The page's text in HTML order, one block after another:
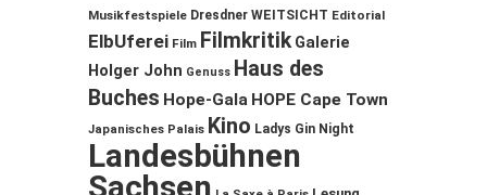
Musikfestspiele Dresdner WEITSICHT Editorial
ElbUferei Film Filmkritik Galerie
Holger John Genuss Haus des
Buches Hope-Gala HOPE Cape Town
Japanisches Palais Kino Ladys Gin Night
Landesbühnen